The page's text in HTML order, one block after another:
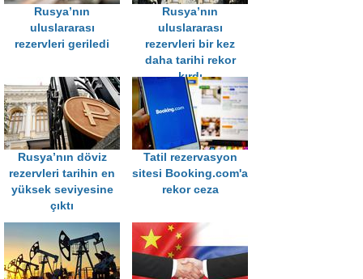
Rusya’nın
uluslararası
rezervleri geriledi
Rusya’nın
uluslararası
rezervleri bir kez
daha tarihi rekor
kırdı
Rusya’nın döviz
rezervleri tarihin en
yüksek seviyesine
çıktı
Tatil rezervasyon
sitesi Booking.com'a
rekor ceza